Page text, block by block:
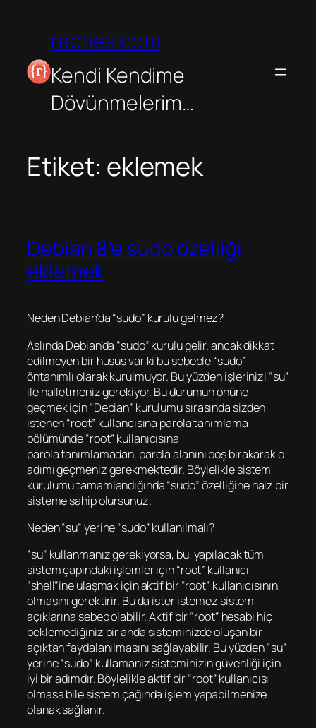
recnes.com
Kendi Kendime
Dövünmelerim…
Etiket: eklemek
Debian 8’e sudo özelliği
eklemek
Neden Debian’da “sudo” kurulu gelmez?
Aslında Debian’da “sudo” kurulu gelir. ancak dikkat
edilmeyen bir husus var ki bu sebeple “sudo”
öntanımlı olarak kurulmuyor. Bu yüzden işlerinizi “su”
ile halletmeniz gerekiyor. Bu durumun önüne
geçmek için “Debian” kurulumu sırasında sizden
istenen “root” kullancısına parola tanımlama
bölümünde “root” kullanıcısına
parola tanımlamadan, parola alanını boş bırakarak o
adımı geçmeniz gerekmektedir. Böylelikle sistem
kurulumu tamamlandığında “sudo” özelliğine haiz bir
sisteme sahip olursunuz.
Neden “su” yerine “sudo” kullanılmalı?
“su” kullanmanız gerekiyorsa, bu, yapılacak tüm
sistem çapındaki işlemler için “root” kullanıcı
“shell”ine ulaşmak için aktif bir “root” kullanıcısının
olmasını gerektirir. Bu da ister istemez sistem
açıklarına sebep olabilir. Aktif bir “root” hesabı hiç
beklemediğiniz bir anda sisteminizde oluşan bir
açıktan faydalanılmasını sağlayabilir. Bu yüzden “su”
yerine “sudo” kullamanız sisteminizin güvenliği için
iyi bir adımdır. Böylelikle aktif bir “root” kullanıcısı
olmasa bile sistem çağında işlem yapabilmenize
olanak sağlanır.